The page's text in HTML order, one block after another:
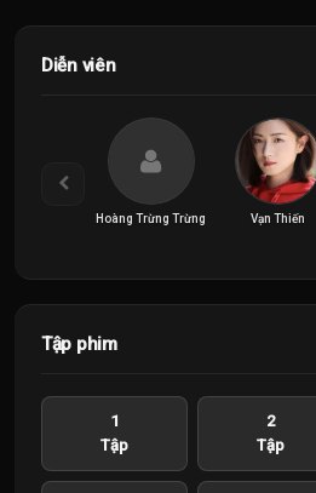
Diễn viên
Hoàng Trừng Trừng Vạn Thiến
Tập phim
1
Tập
2
Tập